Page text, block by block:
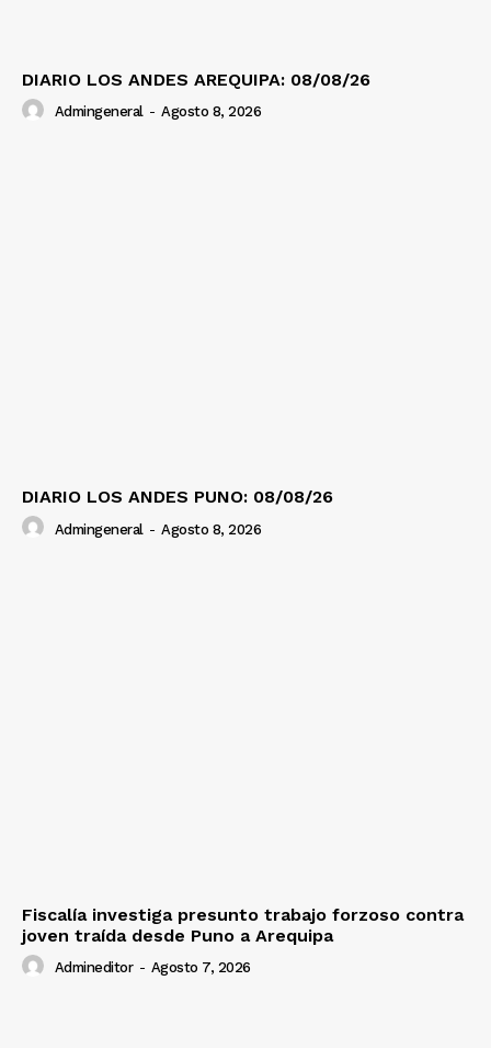
DIARIO LOS ANDES AREQUIPA: 08/08/26
Admingeneral - Agosto 8, 2026
DIARIO LOS ANDES PUNO: 08/08/26
Admingeneral - Agosto 8, 2026
Fiscalía investiga presunto trabajo forzoso contra
joven traída desde Puno a Arequipa
Admineditor - Agosto 7, 2026